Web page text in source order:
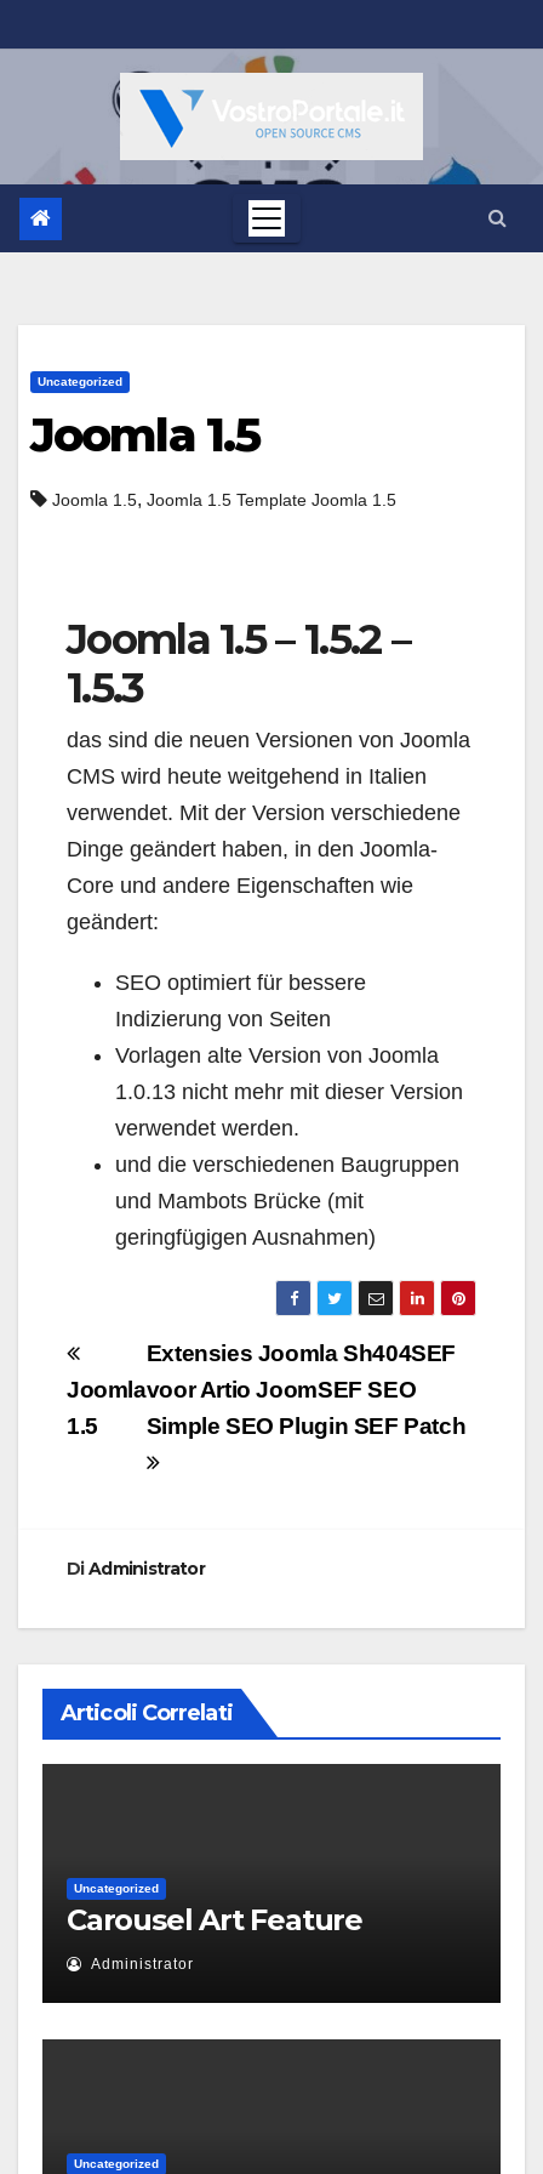
al
Uncategorized
Joomla 1.5
Joomla 1.5, Joomla 1.5 Template Joomla 1.5
Joomla 1.5 – 1.5.2 –
1.5.3
das sind die neuen Versionen von Joomla
CMS wird heute weitgehend in Italien
verwendet. Mit der Version verschiedene
Dinge geändert haben, in den Joomla-
Core und andere Eigenschaften wie
geändert:
SEO optimiert für bessere
Indizierung von Seiten
Vorlagen alte Version von Joomla
1.0.13 nicht mehr mit dieser Version
verwendet werden.
und die verschiedenen Baugruppen
und Mambots Brücke (mit
geringfügigen Ausnahmen)
Navigazione
articoli
Extensies Joomla Sh404SEF
voor Artio JoomSEF SEO
Simple SEO Plugin SEF Patch
Joomla
1.5
DiAdministrator
Articoli Correlati
Uncategorized
Carousel Art Feature
Administrator
Uncategorized